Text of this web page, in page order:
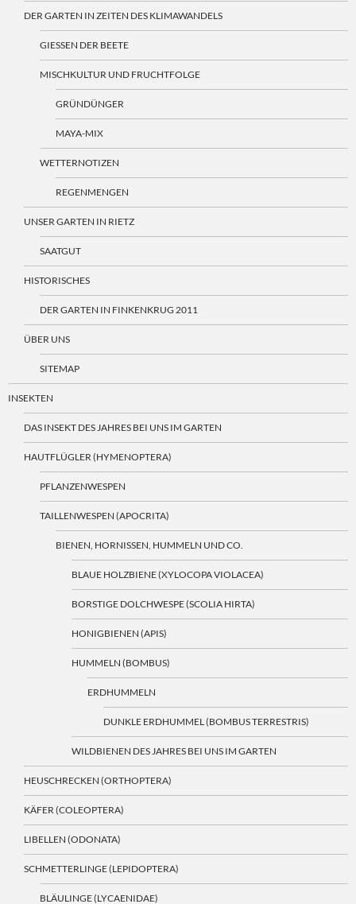
DER GARTEN IN ZEITEN DES KLIMAWANDELS
GIESSEN DER BEETE
MISCHKULTUR UND FRUCHTFOLGE
GRÜNDÜNGER
MAYA-MIX
WETTERNOTIZEN
REGENMENGEN
UNSER GARTEN IN RIETZ
SAATGUT
HISTORISCHES
DER GARTEN IN FINKENKRUG 2011
ÜBER UNS
SITEMAP
INSEKTEN
DAS INSEKT DES JAHRES BEI UNS IM GARTEN
HAUTFLÜGLER (HYMENOPTERA)
PFLANZENWESPEN
TAILLENWESPEN (APOCRITA)
BIENEN, HORNISSEN, HUMMELN UND CO.
BLAUE HOLZBIENE (XYLOCOPA VIOLACEA)
BORSTIGE DOLCHWESPE (SCOLIA HIRTA)
HONIGBIENEN (APIS)
HUMMELN (BOMBUS)
ERDHUMMELN
DUNKLE ERDHUMMEL (BOMBUS TERRESTRIS)
WILDBIENEN DES JAHRES BEI UNS IM GARTEN
HEUSCHRECKEN (ORTHOPTERA)
KÄFER (COLEOPTERA)
LIBELLEN (ODONATA)
SCHMETTERLINGE (LEPIDOPTERA)
BLÄULINGE (LYCAENIDAE)